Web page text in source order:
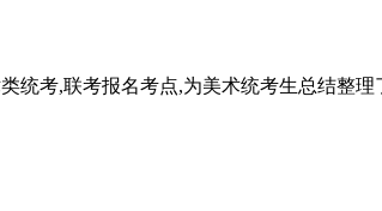
统考,联考报名考点,为美术统考生总结整